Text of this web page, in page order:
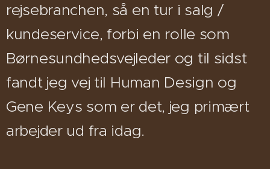
rejsebranchen, så en tur i salg /
kundeservice, forbi en rolle som
Børnesundhedsvejleder og til sidst
fandt jeg vej til Human Design og
Gene Keys som er det, jeg primært
arbejder ud fra idag.